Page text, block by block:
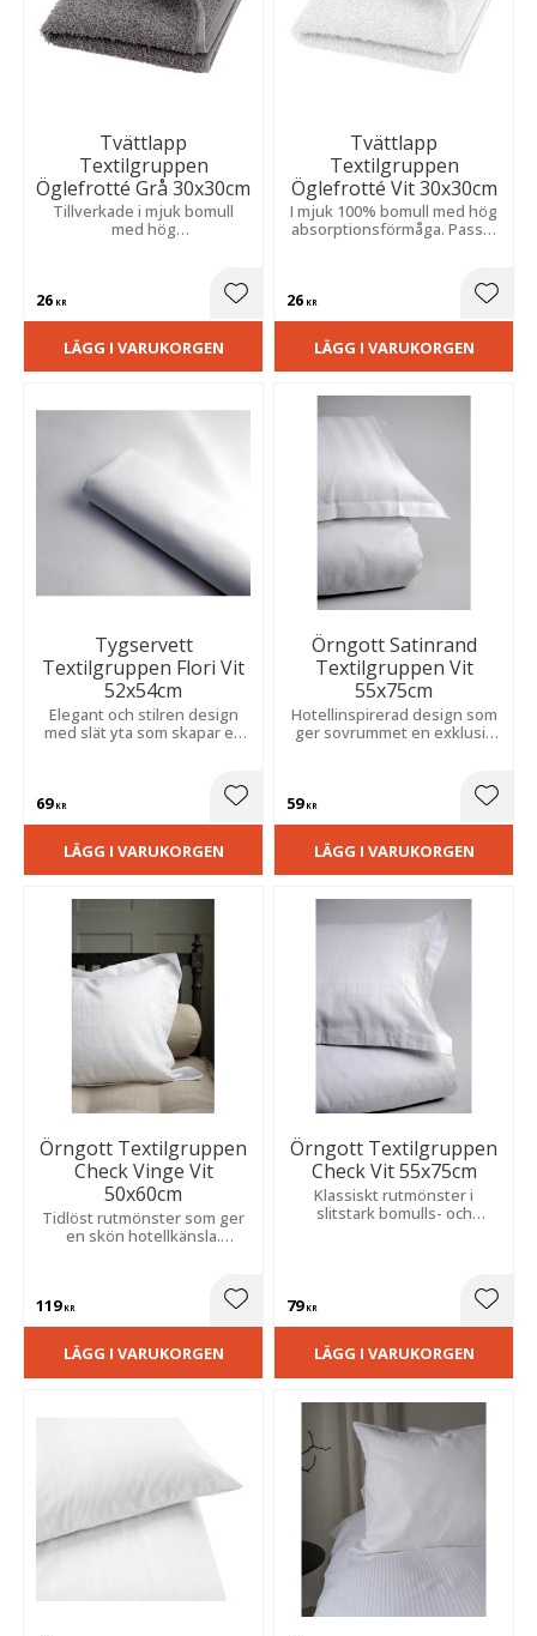
Tvättlapp
Textilgruppen
Öglefrotté Grå 30x30cm
Tillverkade i mjuk bomull
med hög
resan som ett utmärkt val för
hotell, spa och restaurang.
26 KR Lägg till i favoriter
LÄGG I VARUKORGEN
Tvättlapp
Textilgruppen
Öglefrotté Vit 30x30cm
I mjuk 100% bomull med hög
absorptionsförmåga. Passar
praktisk hemma i badrummet
26 KR
LÄGG I VARUKORGEN
Tygservett
Textilgruppen Flori Vit
52x54cm
Elegant och stilren design
med slät yta som skapar en
69KR Lägg till i favoriter
LÄGG I VARUKORGEN
Örngott Satinrand
Textilgruppen Vit
55x75cm
Hotellinspirerad design som
ger sovrummet en exklusiv
59KR
LÄGG I VARUKORGEN
Örngott Textilgruppen
Check Vinge Vit
50x60cm
Tidlöst rutmönster som ger
en skön hotellkänsla.
119KR Lägg till i favoriter
LÄGG I VARUKORGEN
Örngott Textilgruppen
Check Vit 55x75cm
Klassiskt rutmönster i
slitstark bomulls- och
79KR
LÄGG I VARUKORGEN